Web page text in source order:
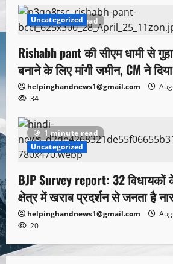
1 minute read
Uncategorized
Rishabh pant की सीएम धामी से
बनाने के लिए मांगी जमीन, CM ने
helpinghandnews1@gmail.com
34
1 minute read
Uncategorized
BJP Survey report: 32
क्षेत्र में खराब प्रदर्शन से जनता है
helpinghandnews1@gmail.com
20